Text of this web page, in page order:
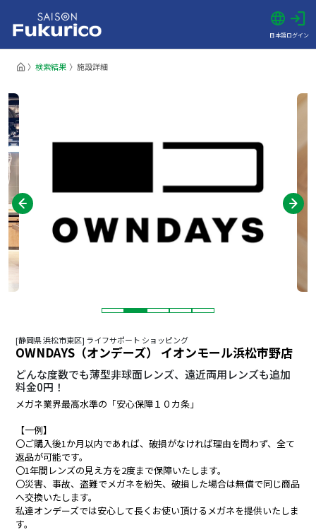
日本語ログイン
検索結果 施設詳細
[静岡県 浜松市東区] ライフサポート ショッピング
OWNDAYS（オンデーズ） イオンモール浜松市野店
どんな度数でも薄型非球面レンズ、遠近両用レンズも追加
料金0円！
メガネ業界最高水準の「安心保障１０カ条」
【一例】
〇ご購入後1か月以内であれば、破損がなければ理由を問わず、全て
返品が可能です。
〇1年間レンズの見え方を2度まで保障いたします。
〇災害、事故、盗難でメガネを紛失、破損した場合は無償で同じ商品
へ交換いたします。
私達オンデーズでは安心して長くお使い頂けるメガネを提供いたしま
す。